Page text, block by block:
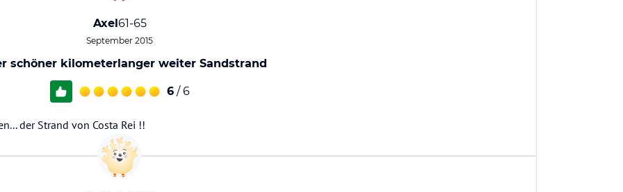
Axel61-65
September 2015
schöner kilometerlanger weiter Sandstrand
6 / 6
der Strand von Costa Rei !!